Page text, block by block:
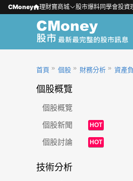
CMoney 理財寶商城 股市爆料同學會投資
首頁 個股 財務分析 資產
個股概覽
個股概覽
個股新聞
HOT
個股討論 HOT
技術分析